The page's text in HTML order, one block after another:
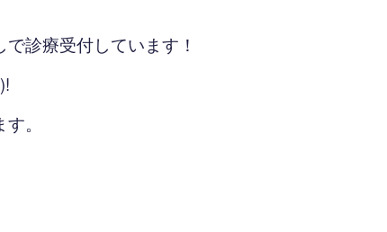
診療受付しています！
。